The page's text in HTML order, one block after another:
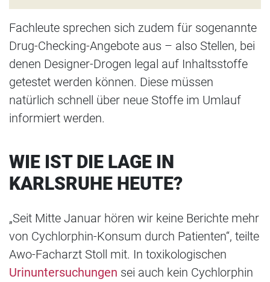
Fachleute sprechen sich zudem für sogenannte
Drug-Checking-Angebote aus – also Stellen, bei
denen Designer-Drogen legal auf Inhaltsstoffe
getestet werden können. Diese müssen
natürlich schnell über neue Stoffe im Umlauf
informiert werden.
WIE IST DIE LAGE IN
KARLSRUHE HEUTE?
„Seit Mitte Januar hören wir keine Berichte mehr
von Cychlorphin-Konsum durch Patienten“, teilte
Awo-Facharzt Stoll mit. In toxikologischen
Urinuntersuchungen sei auch kein Cychlorphin